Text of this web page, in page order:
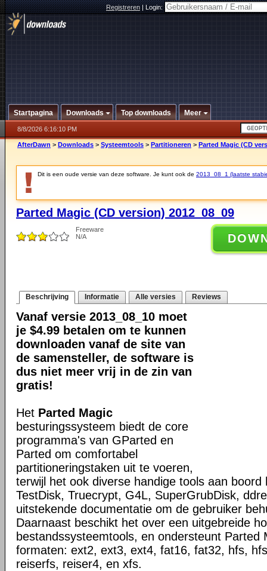
Registreren|Login:
Startpagina Downloads Top downloads Meer
8/8/2026 6:16:10 PM
AfterDawn > Downloads > Systeemtools > Partitioneren > Parted Magic (CD
Dit is een oude versie van deze software. Je kunt ook de 2013_08_1 (laatste
Parted Magic (CD version) 2012_08_09
Freeware
N/A
Beschrijving Informatie Alle versies Reviews
Vanaf versie 2013_08_10 moet
je $4.99 betalen om te kunnen
downloaden vanaf de site van
de samensteller, de software is
dus niet meer vrij in de zin van
gratis!
Het Parted Magic
besturingssysteem biedt de core
programma's van GParted en
Parted om comfortabel
partitioneringstaken uit te voeren,
terwijl het ook diverse handige tools aan boord
TestDisk, Truecrypt, G4L, SuperGrubDisk,
uitstekende documentatie om de gebruiker
Daarnaast beschikt het over een uitgebreide
bestandssysteemtools, en ondersteunt Parted
formaten: ext2, ext3, ext4, fat16, fat32, hfs,
reiserfs, reiser4, en xfs.